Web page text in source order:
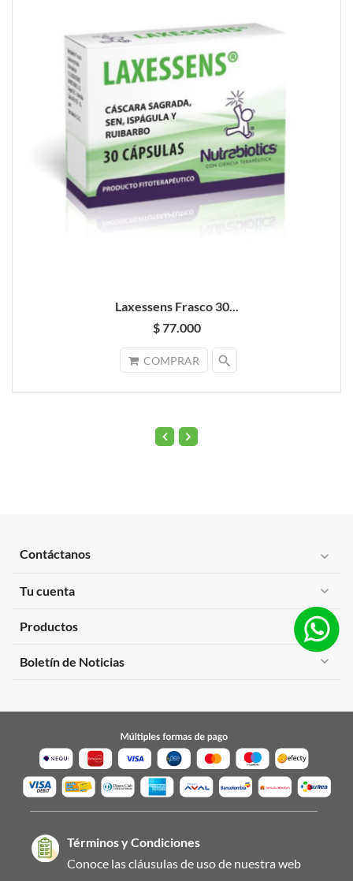
Laxessens Frasco 30...
$ 77.000
COMPRAR search
Contáctanos expand_more
Tu cuenta expand_more
Productos expand_more
Boletín de Noticias expand_more
Términos y Condiciones
Conoce las cláusulas de uso de nuestra web